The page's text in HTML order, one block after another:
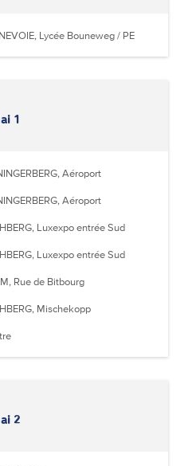
Lycée Bouneweg / PE
1
Aéroport
Aéroport
Luxexpo entrée Sud
Luxexpo entrée Sud
Rue de Bitbourg
Mischekopp
2